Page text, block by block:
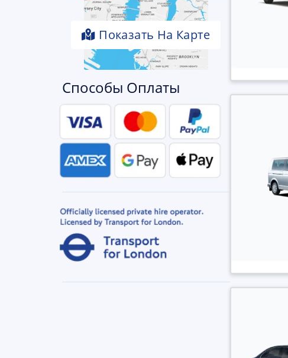
Показать На Карте
Способы Оплаты